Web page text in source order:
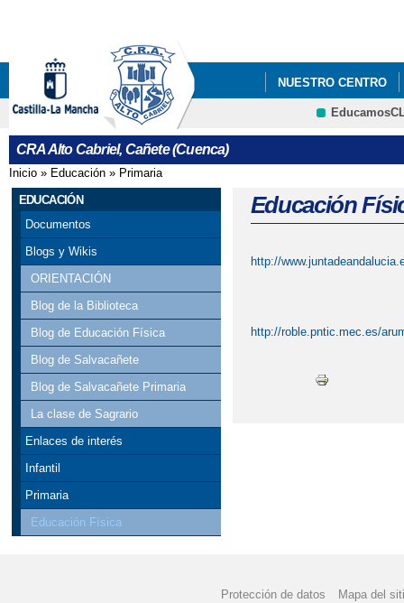
NUESTRO CENTRO
CRA Alto Cabriel, Cañete (Cuenca)
Se encuentra usted aquí
Inicio » Educación » Primaria
EDUCACIÓN
Documentos
Blogs y Wikis
ORIENTACIÓN
Blog de la Biblioteca
Blog de Educación Física
Blog de Salvacañete
Blog de Salvacañete Primaria
La clase de Sagrario
Enlaces de interés
Infantil
Primaria
Educación Física
Educación
http://
http://roble.pntic.mec.es/
Protección de datos Mapa del